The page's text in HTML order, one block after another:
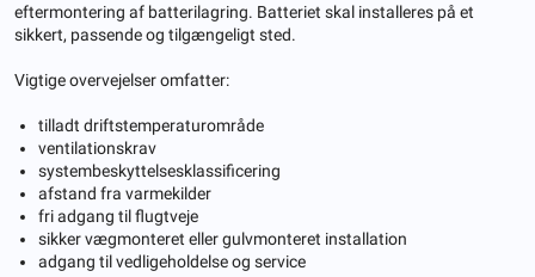
eftermontering af batterilagring. Batteriet skal installeres på et
sikkert, passende og tilgængeligt sted.
Vigtige overvejelser omfatter:
tilladt driftstemperaturområde
ventilationskrav
systembeskyttelsesklassificering
afstand fra varmekilder
fri adgang til flugtveje
sikker vægmonteret eller gulvmonteret installation
adgang til vedligeholdelse og service